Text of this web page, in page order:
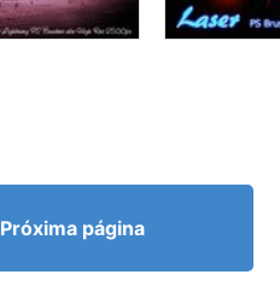
Próxima página